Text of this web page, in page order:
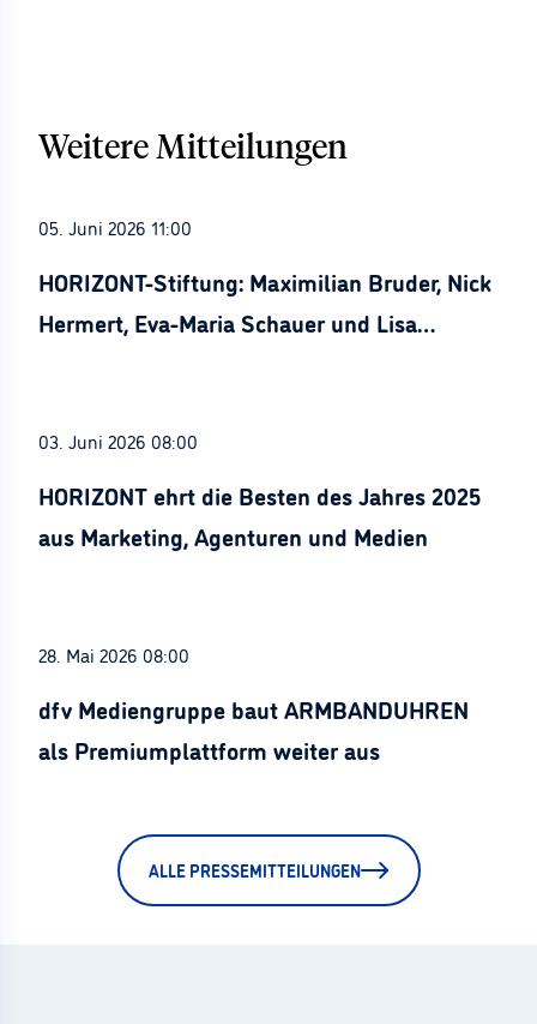
Weitere Mitteilungen
05. Juni 2026 11:00
HORIZONT-Stiftung: Maximilian Bruder, Nick
Hermert, Eva-Maria Schauer und Lisa
03. Juni 2026 08:00
HORIZONT ehrt die Besten des Jahres 2025
aus Marketing, Agenturen und Medien
28. Mai 2026 08:00
dfv Mediengruppe baut ARMBANDUHREN
als Premiumplattform weiter aus
ALLE PRESSEMITTEILUNGEN